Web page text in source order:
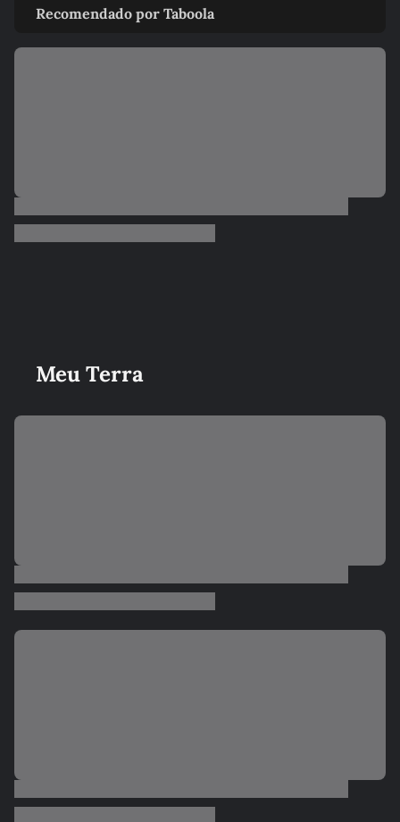
Recomendado por Taboola
Meu Terra